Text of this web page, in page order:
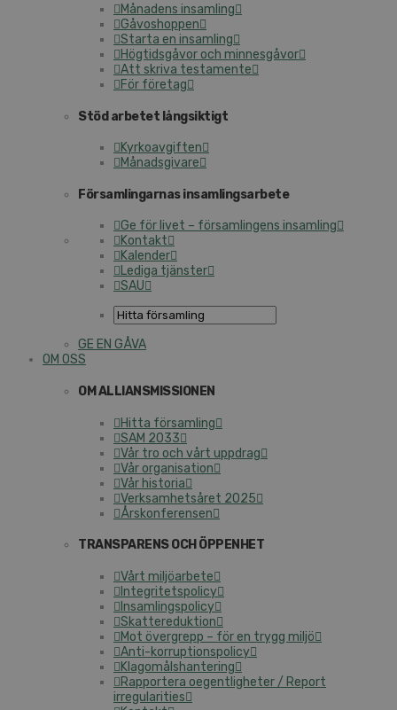
Månadens insamling
Gåvoshoppen
Starta en insamling
Högtidsgåvor och minnesgåvor
Att skriva testamente
För företag
Stöd arbetet långsiktigt
Kyrkoavgiften
Månadsgivare
Församlingarnas insamlingsarbete
Ge för livet – församlingens insamling
Kontakt
Kalender
Lediga tjänster
SAU
GE EN GÅVA
OM OSS
OM ALLIANSMISSIONEN
Hitta församling
SAM 2033
Vår tro och vårt uppdrag
Vår organisation
Vår historia
Verksamhetsåret 2025
Årskonferensen
TRANSPARENS OCH ÖPPENHET
Vårt miljöarbete
Integritetspolicy
Insamlingspolicy
Skattereduktion
Mot övergrepp – för en trygg miljö
Anti-korruptionspolicy
Klagomålshantering
Rapportera oegentligheter / Report
irregularities